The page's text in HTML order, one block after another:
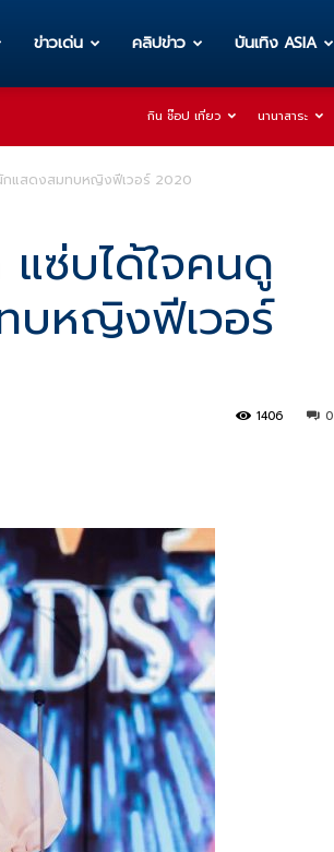
ข่าวเด่น คลิปข่าว บันเทิง ASIA
กิน ช๊อป เที่ยว นานาสาระ
กแสดงสมทบหญิงฟีเวอร์ 2020
ซ่บได้ใจคนดู
บหญิงฟีเวอร์
0
1406